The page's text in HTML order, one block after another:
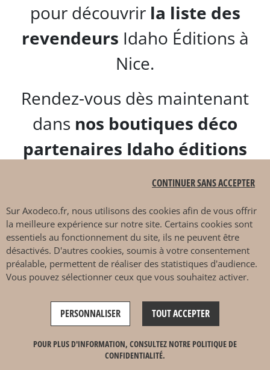
pour découvrir la liste des
revendeurs Idaho Éditions à
Nice.
Rendez-vous dès maintenant
dans nos boutiques déco
partenaires Idaho éditions
près de Nice et trouvez le tapis
chambre, votre séjour ou
encore votre terrasse, jardin
ou patio.
Nos revendeurs Idaho éditions
sont là pour vous
accompagner dans
Sur Axodeco.fr, nous utilisons des cookies afin de vous offrir
la meilleure expérience sur notre site. Certains cookies sont
essentiels au fonctionnement du site, ils ne peuvent être
désactivés. D'autres cookies, soumis à votre consentement
préalable, permettent de réaliser des statistiques d'audience.
Vous pouvez sélectionner ceux que vous souhaitez activer.
TOUT ACCEPTER
CONTINUER SANS ACCEPTER
PERSONNALISER
POUR PLUS D'INFORMATION, CONSULTEZ NOTRE POLITIQUE DE
CONFIDENTIALITÉ.